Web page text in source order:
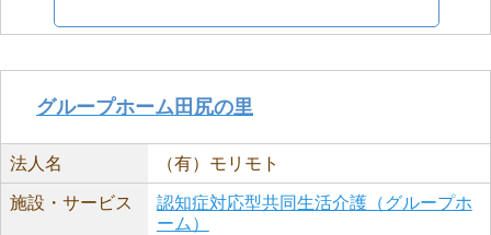
グループホーム田尻の里
法人名 （有）モリモト
施設・サービス
認知症対応型共同生活介護（グループホ
ーム）